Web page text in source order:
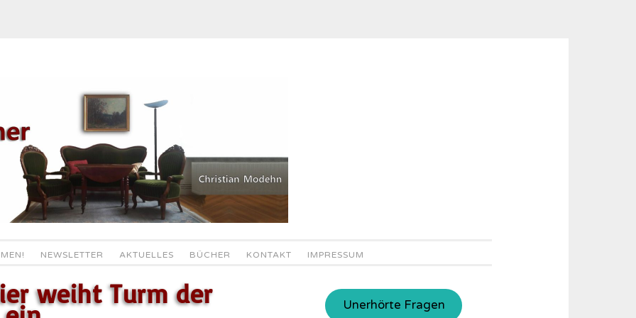
NEWSLETTER AKTUELLES BÜCHER KONTAKT IMPRESSUM
weiht Turm der Unerhörte Fragen